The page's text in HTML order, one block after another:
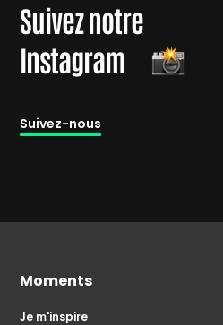
Suivez notre
Instagram
Suivez-nous
Moments
Je m'inspire